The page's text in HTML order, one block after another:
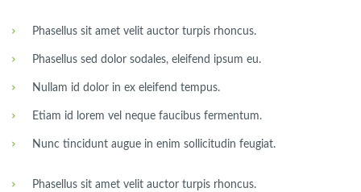
Phasellus sit amet velit auctor turpis rhoncus.
Phasellus sed dolor sodales, eleifend ipsum eu.
Nullam id dolor in ex eleifend tempus.
Etiam id lorem vel neque faucibus fermentum.
Nunc tincidunt augue in enim sollicitudin feugiat.
Phasellus sit amet velit auctor turpis rhoncus.